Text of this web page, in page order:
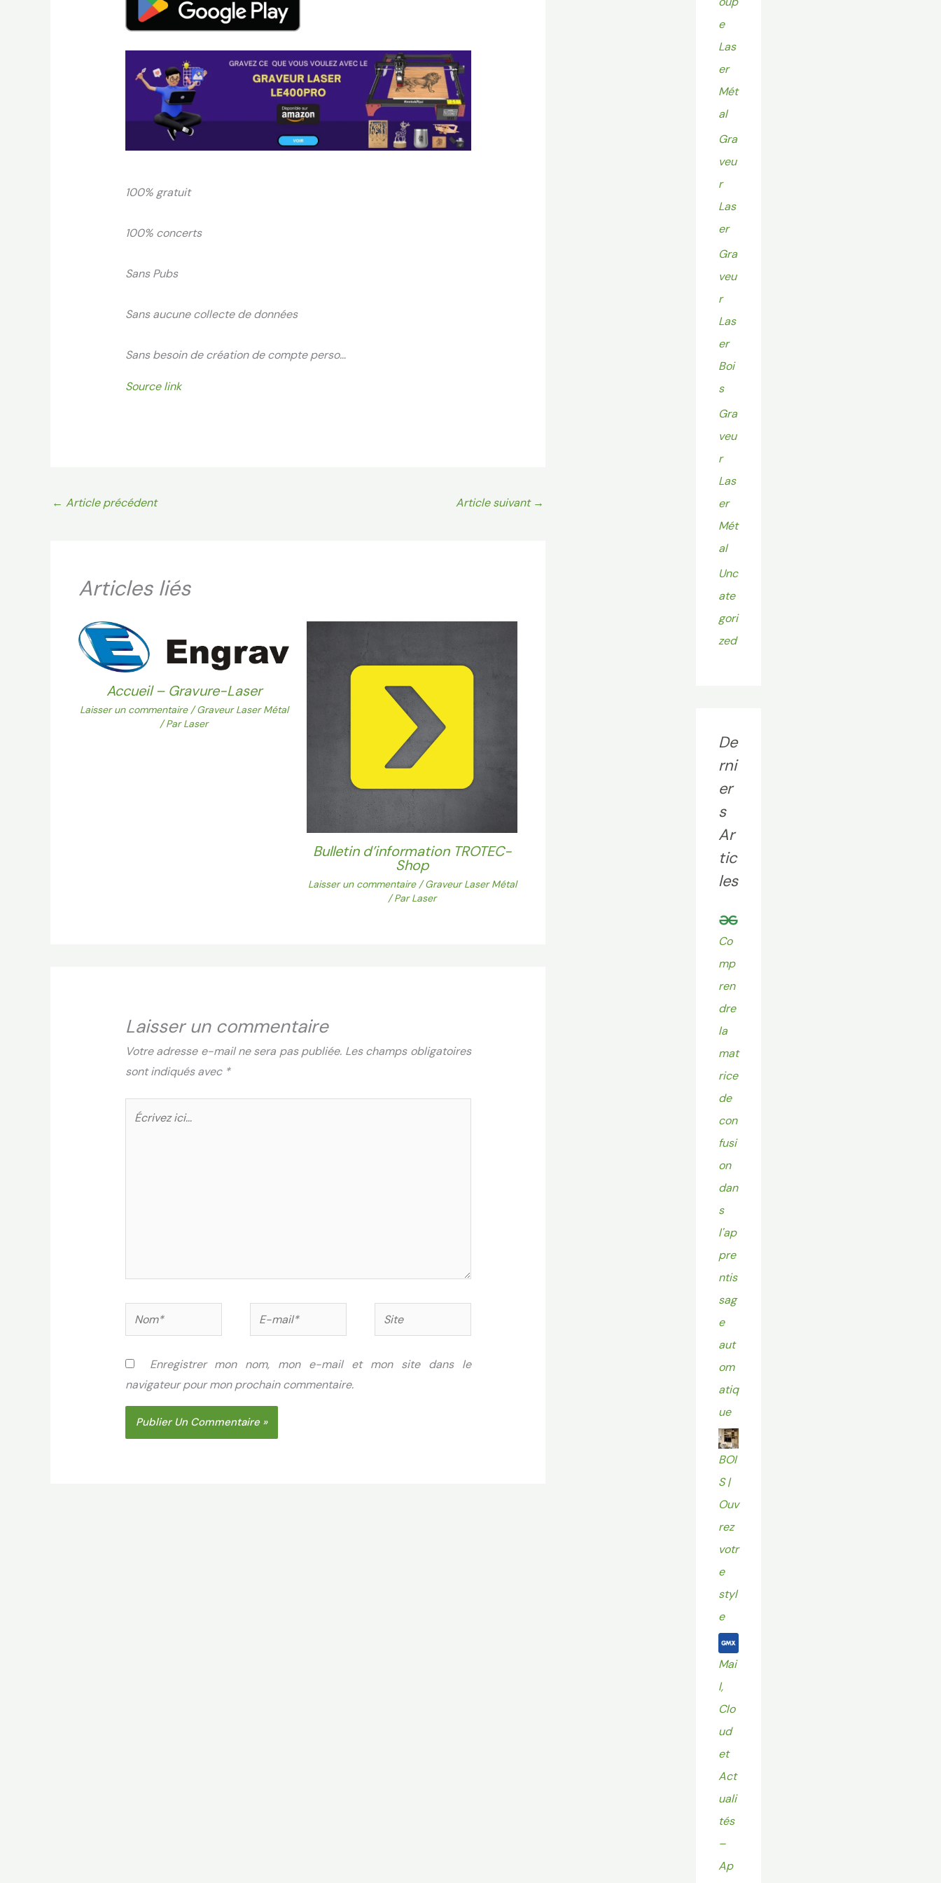
100% gratuit
100% concerts
Sans Pubs
Sans aucune collecte de données
Sans besoin de création de compte perso…
Source link
← Article précédent Article suivant →
Articles liés
Accueil – Gravure-Laser
Laisser un commentaire /Graveur Laser Métal
/ ParLaser
Bulletin d’information TROTEC-
Shop
Laisser un commentaire /Graveur Laser Métal
/ ParLaser
Laisser un commentaire
Votre adresse e-mail ne sera pas publiée. Les champs obligatoires
sont indiqués avec *
Écrivez
Nom*
mail*
Site
Enregistrer mon nom, mon e-mail et mon site dans le
navigateur pour mon prochain commentaire.
e
Las
er
Mét
al
Gra
veu
r
Las
er
Gra
veu
r
Las
er
Boi
s
Gra
veu
r
Las
er
Mét
al
Unc
ate
gori
zed
De
rni
er
s
Ar
tic
les
Co
mp
ren
dre
la
mat
rice
de
con
fusi
on
dan
s
l'ap
pre
ntis
sag
e
aut
om
atiq
ue
BOI
S |
Ouv
rez
votr
e
styl
e
Mai
l,
Clo
ud
et
Act
uali
tés
–
Ap